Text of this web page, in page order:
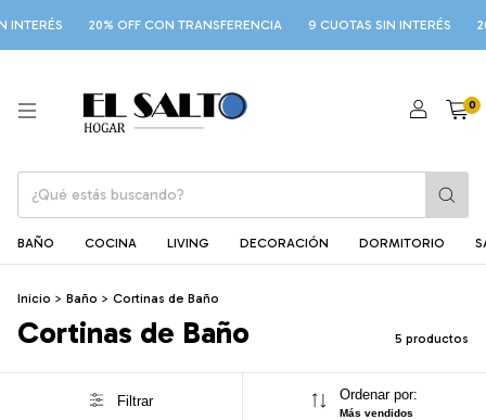
20% OFF CON TRANSFERENCIA 9 CUOTAS SIN INTERÉS
0
BAÑO COCINA LIVING DECORACIÓN DORMITORIO
Inicio > Baño > Cortinas de Baño
Cortinas de Baño 5 productos
Filtrar Ordenar por:
Más vendidos